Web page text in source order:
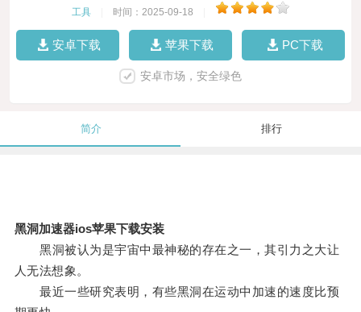
工具 时间：2025-09-18
安卓下载 苹果下载 PC下载
安卓市场，安全绿色
简介 排行
黑洞加速器ios苹果下载安装
黑洞被认为是宇宙中最神秘的存在之一，其引力之大让
人无法想象。
最近一些研究表明，有些黑洞在运动中加速的速度比预